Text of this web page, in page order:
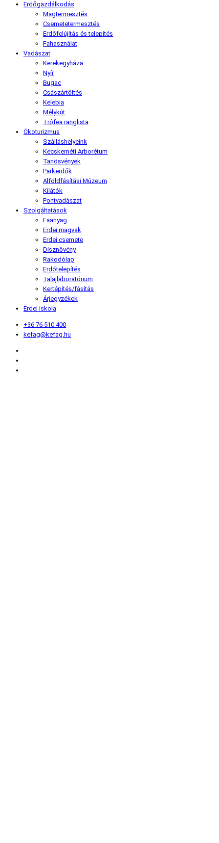
Erdőgazdálkodás
Magtermesztés
Csemetetermesztés
Erdőfelújítás és telepítés
Fahasználat
Vadászat
Kerekegyháza
Nyír
Bugac
Császártöltés
Kelebia
Mélykút
Trófea ranglista
Ökoturizmus
Szálláshelyeink
Kecskeméti Arborétum
Tanösvények
Parkerdők
Alföldfásítási Múzeum
Kilátók
Pontvadászat
Szolgáltatások
Faanyag
Erdei magvak
Erdei csemete
Dísznövény
Rakodólap
Erdőtelepítés
Talajlaboratórium
Kertépítés/fásítás
Árjegyzékek
Erdei iskola
+36 76 510 400
kefag@kefag.hu